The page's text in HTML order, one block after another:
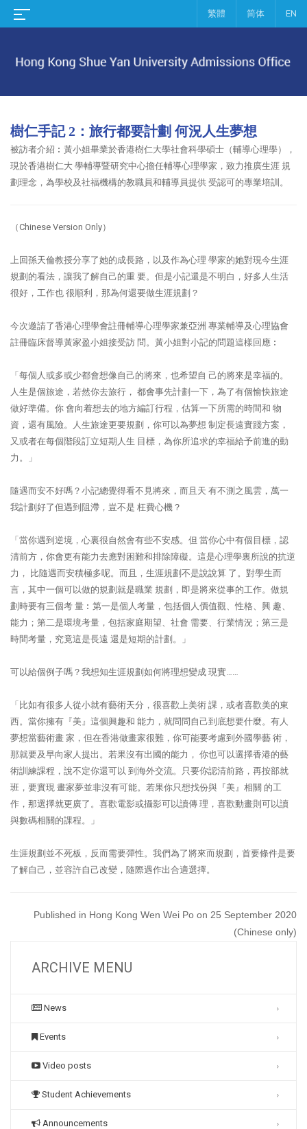
繁體 简体 EN
樹仁手記 2：旅行都要計劃 何況人生夢想
被訪者介紹︰黃小姐畢業於香港樹仁大學社會科學碩士（輔導心理學），
現於香港樹仁大 學輔導暨研究中心擔任輔導心理學家，致力推廣生涯 規
劃理念，為學校及社福機構的教職員和輔導員提供 受認可的專業培訓。
（Chinese Version Only）
上回孫天倫教授分享了她的成長路，以及作為心理 學家的她對現今生涯
規劃的看法，讓我了解自己的重 要。但是小記還是不明白，好多人生活
很好，工作也 很順利，那為何還要做生涯規劃？
今次邀請了香港心理學會註冊輔導心理學家兼亞洲 專業輔導及心理協會
註冊臨床督導黃家盈小姐接受訪 問。黃小姐對小記的問題這樣回應︰
「每個人或多或少都會想像自己的將來，也希望自 己的將來是幸福的。
人生是個旅途，若然你去旅行， 都會事先計劃一下，為了有個愉快旅途
做好準備。你 會向着想去的地方編訂行程，估算一下所需的時間和 物
資，還有風險。人生旅途更要規劃，你可以為夢想 制定長遠實踐方案，
又或者在每個階段訂立短期人生 目標，為你所追求的幸福給予前進的動
力。」
隨遇而安不好嗎？小記總覺得看不見將來，而且天 有不測之風雲，萬一
我計劃好了但遇到阻滯，豈不是 枉費心機？
「當你遇到逆境，心裏很自然會有些不安感。但 當你心中有個目標，認
清前方，你會更有能力去應對困難和排除障礙。這是心理學裏所說的抗逆
力， 比隨遇而安積極多呢。而且，生涯規劃不是說說算 了。對學生而
言，其中一個可以做的規劃就是職業 規劃，即是將來從事的工作。做規
劃時要有三個考 量︰第一是個人考量，包括個人價值觀、性格、興 趣、
能力；第二是環境考量，包括家庭期望、社會 需要、行業情況；第三是
時間考量，究竟這是長遠 還是短期的計劃。」
可以給個例子嗎？我想知生涯規劃如何將理想變成 現實……
「比如有很多人從小就有藝術天分，很喜歡上美術 課，或者喜歡美的東
西。當你擁有『美』這個興趣和 能力，就問問自己到底想要什麼。有人
夢想當藝術畫 家，但在香港做畫家很難，你可能要考慮到外國學藝 術，
那就要及早向家人提出。若果沒有出國的能力， 你也可以選擇香港的藝
術訓練課程，說不定你還可以 到海外交流。只要你認清前路，再按部就
班，要實現 畫家夢並非沒有可能。若果你只想找份與『美』相關 的工
作，那選擇就更廣了。喜歡電影或攝影可以讀傳 理，喜歡動畫則可以讀
與數碼相關的課程。」
生涯規劃並不死板，反而需要彈性。我們為了將來而規劃，首要條件是要
了解自己，並容許自己改變，隨際遇作出合適選擇。
Published in Hong Kong Wen Wei Po on 25 September 2020
(Chinese only)
ARCHIVE MENU
News
Events
Video posts
Student Achievements
Announcements